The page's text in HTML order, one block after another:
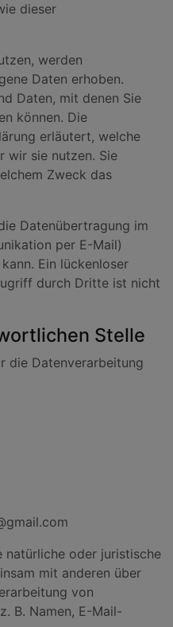
dieser
werden
Daten erhoben.
Daten, mit denen Sie
können. Die
erläutert, welche
wir sie nutzen. Sie
Zweck das
Datenübertragung im
per E-Mail)
Ein lückenloser
durch Dritte ist nicht
Stelle
die Datenverarbeitung
oder juristische
mit anderen über
von
B. Namen, E-Mail-